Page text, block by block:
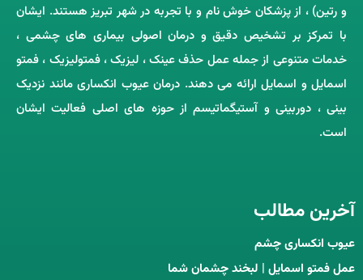
و رتین) ، از پزشکان خوش ‌نام و با تجربه در شهر تبریز هستند. ایشان
با تمرکز بر تشخیص دقیق و درمان اصولی بیماری ‌های چشمی ،
خدمات متنوعی از جمله عمل حذف عینک ، لیزیک ، فمتولیزیک ، فمتو
اسمایل و اسمایل ارائه می ‌دهند. درمان عیوب انکساری مانند نزدیک
‌بینی ، دوربینی و آستیگماتیسم از حوزه‌ های اصلی فعالیت ایشان
است.
آخرین مطالب
عیوب انکساری چشم
عمل فمتو اسمایل | لبخند چشمان شما